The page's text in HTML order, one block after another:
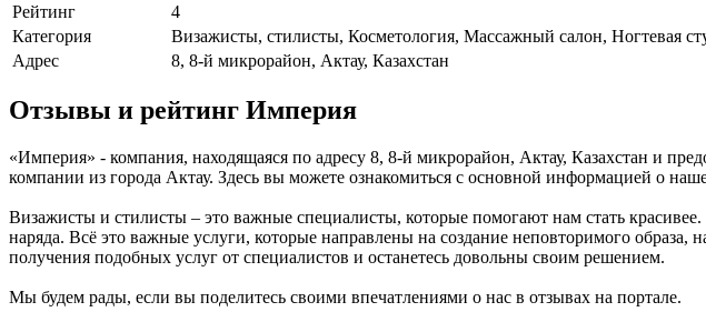
Рейтинг
4
Категория
Визажисты, стилисты, Косметология, Массажный салон, Ногтевая
Адрес
8, 8-й микрорайон, Актау, Казахстан
Отзывы и рейтинг Империя
«Империя» - компания, находящаяся по адресу 8, 8-й микрорайон, Актау, Казахстан и
компании из города Актау. Здесь вы можете ознакомиться с основной информацией о
Визажисты и стилисты – это важные специалисты, которые помогают нам стать
наряда. Всё это важные услуги, которые направлены на создание неповторимого
получения подобных услуг от специалистов и останетесь довольны своим решением.
Мы будем рады, если вы поделитесь своими впечатлениями о нас в отзывах на портале.